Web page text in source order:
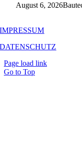
August 6,
IMPRESSUM
DATENSCHUTZ
Page load link
Go to Top